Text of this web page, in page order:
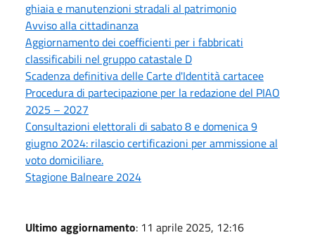
ghiaia e manutenzioni stradali al patrimonio
Avviso alla cittadinanza
Aggiornamento dei coefficienti per i fabbricati
classificabili nel gruppo catastale D
Scadenza definitiva delle Carte d'Identità cartacee
Procedura di partecipazione per la redazione del PIAO
2025 – 2027
Consultazioni elettorali di sabato 8 e domenica 9
giugno 2024: rilascio certificazioni per ammissione al
voto domiciliare.
Stagione Balneare 2024
Ultimo aggiornamento: 11 aprile 2025, 12:16